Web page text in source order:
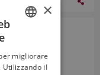
2023
ENGLISH
×
migliorare
Utilizzando il